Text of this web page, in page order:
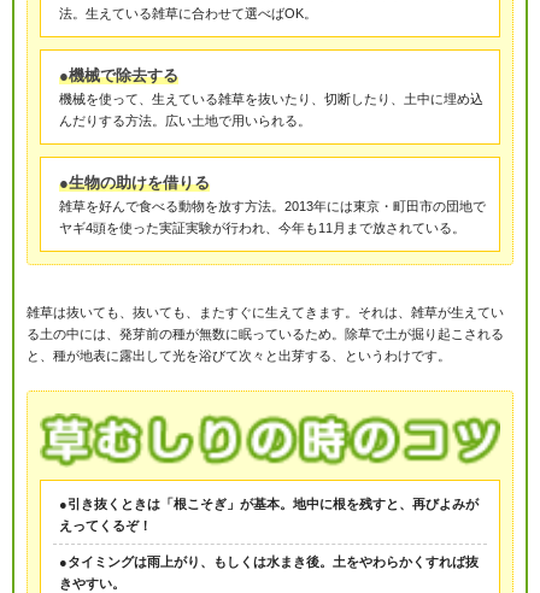
法。生えている雑草に合わせて選べばOK。
●機械で除去する
機械を使って、生えている雑草を抜いたり、切断したり、土中に埋め込
んだりする方法。広い土地で用いられる。
●生物の助けを借りる
雑草を好んで食べる動物を放す方法。2013年には東京・町田市の団地で
ヤギ4頭を使った実証実験が行われ、今年も11月まで放されている。
雑草は抜いても、抜いても、またすぐに生えてきます。それは、雑草が生えてい
る土の中には、発芽前の種が無数に眠っているため。除草で土が掘り起こされる
と、種が地表に露出して光を浴びて次々と出芽する、というわけです。
●引き抜くときは「根こそぎ」が基本。地中に根を残すと、再びよみが
えってくるぞ！
●タイミングは雨上がり、もしくは水まき後。土をやわらかくすれば抜
きやすい。